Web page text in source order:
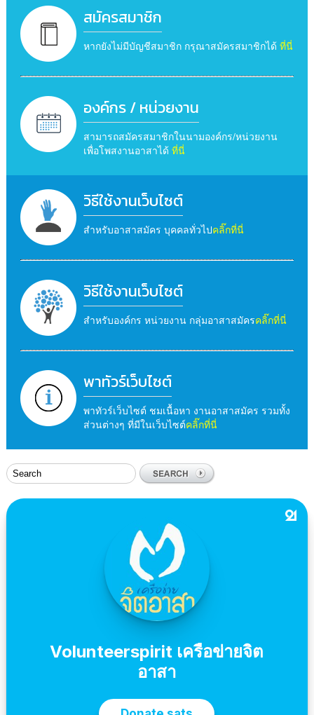
สมัครสมาชิก
หากยังไม่มีบัญชีสมาชิก กรุณาสมัครสมาชิกได้ ที่นี่
องค์กร / หน่วยงาน
สามารถสมัครสมาชิกในนามองค์กร/หน่วยงาน
เพื่อโพสงานอาสาได้ ที่นี่
วิธีใช้งานเว็บไซต์
สำหรับอาสาสมัคร บุคคลทั่วไปคลิ๊กที่นี่
วิธีใช้งานเว็บไซต์
สำหรับองค์กร หน่วยงาน กลุ่มอาสาสมัครคลิ๊กที่นี่
พาทัวร์เว็บไซต์
พาทัวร์เว็บไซต์ ชมเนื้อหา งานอาสาสมัคร รวมทั้ง
ส่วนต่างๆ ที่มีในเว็บไซต์คลิ๊กที่นี่